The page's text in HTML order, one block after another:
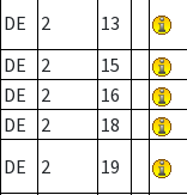
DE
2 13
DE
2 15
DE
2 16
DE
2 18
DE
2 19